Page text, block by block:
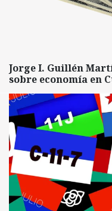
Jorge I. Guillén
sobre economía en